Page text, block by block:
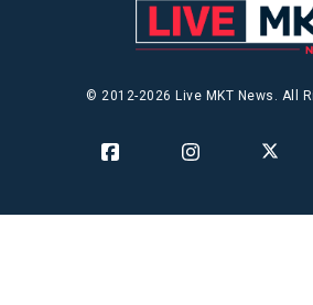
© 2012-2026 Live MKT News. All